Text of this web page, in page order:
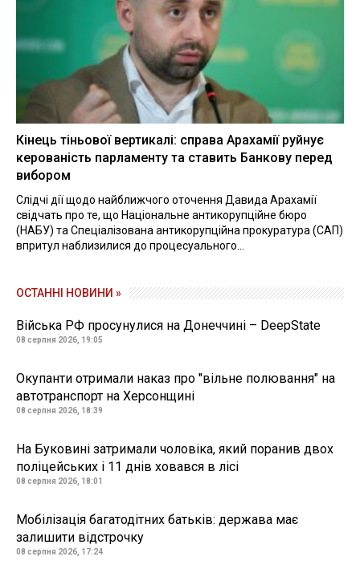
Кінець тіньової вертикалі: справа Арахамії руйнує
керованість парламенту та ставить Банкову перед
вибором
Слідчі дії щодо найближчого оточення Давида Арахамії
свідчать про те, що Національне антикорупційне бюро
(НАБУ) та Спеціалізована антикорупційна прокуратура (САП)
впритул наблизилися до процесуального...
ОСТАННІ НОВИНИ »
Війська РФ просунулися на Донеччині – DeepState
08 серпня 2026, 19:05
Окупанти отримали наказ про "вільне полювання" на
автотранспорт на Херсонщині
08 серпня 2026, 18:39
На Буковині затримали чоловіка, який поранив двох
поліцейських і 11 днів ховався в лісі
08 серпня 2026, 18:01
Мобілізація багатодітних батьків: держава має
залишити відстрочку
08 серпня 2026, 17:24